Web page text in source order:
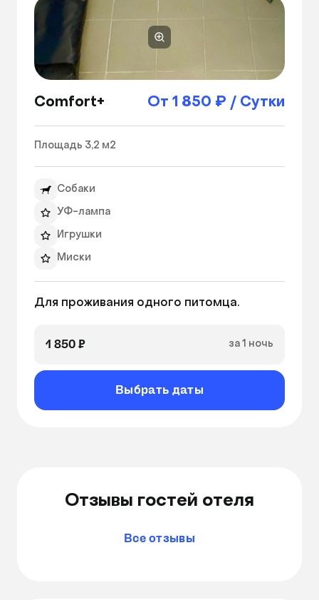
Comfort+ От 1 850 ₽ / Сутки
Площадь 3,2 м2
Собаки
УФ-лампа
Игрушки
Миски
Теплые полы
Лежанка
Для проживания одного питомца.
1 850 ₽ за 1 ночь
Выбрать даты
Отзывы гостей отеля
Все отзывы